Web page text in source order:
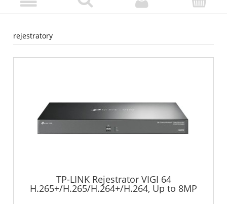
rejestratory
TP-LINK Rejestrator VIGI 64
H.265+/H.265/H.264+/H.264, Up to 8MP
resolution, RX/TX-320Mbps/320Mbps,